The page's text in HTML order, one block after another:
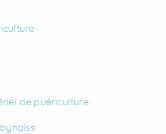
de puériculture